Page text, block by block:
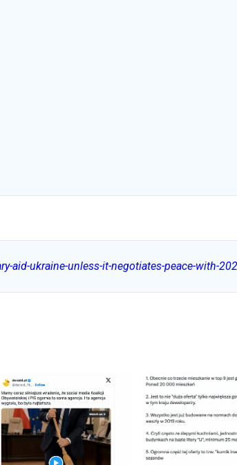
ukraine-unless-it-negotiates-peace-with-